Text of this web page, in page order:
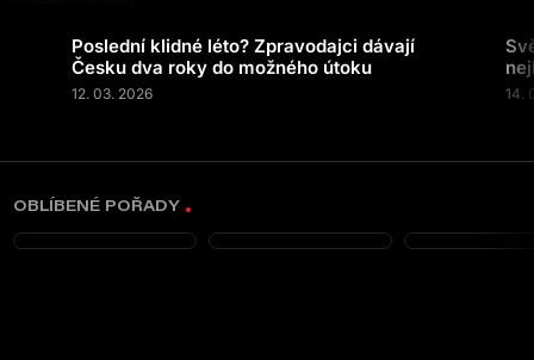
Poslední klidné léto? Zpravodajci dávají
Česku dva roky do možného útoku
12. 03. 2026 14.
OBLÍBENÉ POŘADY